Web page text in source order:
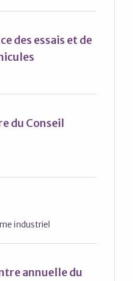
des essais et de
du Conseil
industriel
annuelle du